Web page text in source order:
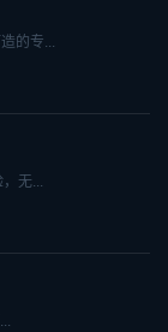
的专...
无...